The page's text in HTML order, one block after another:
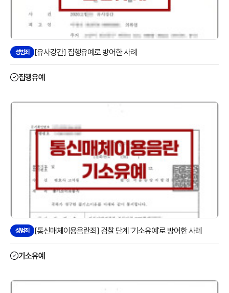
성범죄 [유사강간] 집행유예로 방어한 사례
집행유예
성범죄 [통신매체이용음란죄] 검찰 단계 '기소유예'로 방어한 사례
기소유예